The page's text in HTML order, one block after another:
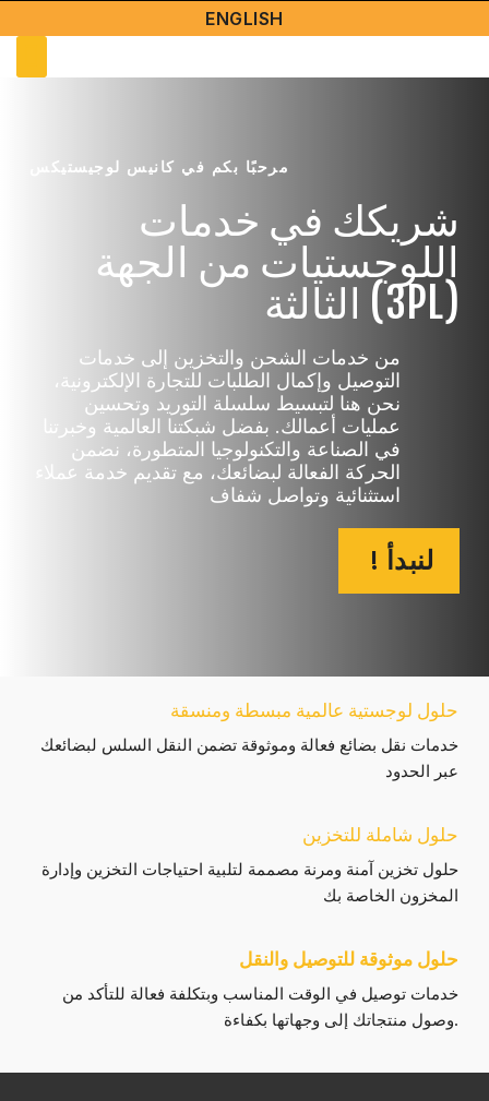
ENGLISH
مرحبًا بكم في كانيس لوجيستيكس
شريكك في خدمات
اللوجستيات من الجهة
الثالثة (3PL)
من خدمات الشحن والتخزين إلى خدمات
التوصيل وإكمال الطلبات للتجارة الإلكترونية،
نحن هنا لتبسيط سلسلة التوريد وتحسين
عمليات أعمالك. بفضل شبكتنا العالمية وخبرتنا
في الصناعة والتكنولوجيا المتطورة، نضمن
الحركة الفعالة لبضائعك، مع تقديم خدمة عملاء
استثنائية وتواصل شفاف
! لنبدأ
حلول لوجستية عالمية مبسطة ومنسقة
خدمات نقل بضائع فعالة وموثوقة تضمن النقل السلس لبضائعك
عبر الحدود
حلول شاملة للتخزين
حلول تخزين آمنة ومرنة مصممة لتلبية احتياجات التخزين وإدارة
المخزون الخاصة بك
حلول موثوقة للتوصيل والنقل
خدمات توصيل في الوقت المناسب وبتكلفة فعالة للتأكد من
وصول منتجاتك إلى وجهاتها بكفاءة.